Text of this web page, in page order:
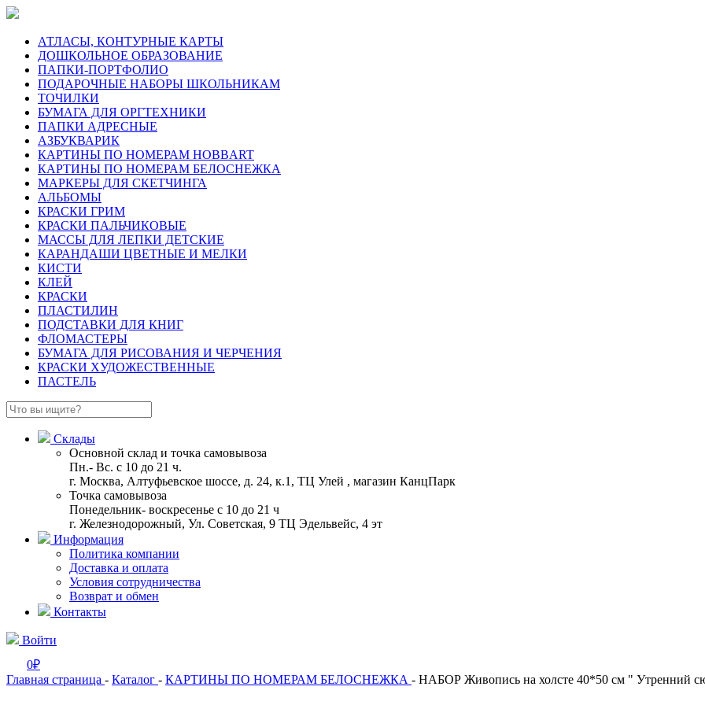
АТЛАСЫ, КОНТУРНЫЕ КАРТЫ
ДОШКОЛЬНОЕ ОБРАЗОВАНИЕ
ПАПКИ-ПОРТФОЛИО
ПОДАРОЧНЫЕ НАБОРЫ ШКОЛЬНИКАМ
ТОЧИЛКИ
БУМАГА ДЛЯ ОРГТЕХНИКИ
ПАПКИ АДРЕСНЫЕ
АЗБУКВАРИК
КАРТИНЫ ПО НОМЕРАМ HOBBART
КАРТИНЫ ПО НОМЕРАМ БЕЛОСНЕЖКА
МАРКЕРЫ ДЛЯ СКЕТЧИНГА
АЛЬБОМЫ
КРАСКИ ГРИМ
КРАСКИ ПАЛЬЧИКОВЫЕ
МАССЫ ДЛЯ ЛЕПКИ ДЕТСКИЕ
КАРАНДАШИ ЦВЕТНЫЕ И МЕЛКИ
КИСТИ
КЛЕЙ
КРАСКИ
ПЛАСТИЛИН
ПОДСТАВКИ ДЛЯ КНИГ
ФЛОМАСТЕРЫ
БУМАГА ДЛЯ РИСОВАНИЯ И ЧЕРЧЕНИЯ
КРАСКИ ХУДОЖЕСТВЕННЫЕ
ПАСТЕЛЬ
Склады
Основной склад и точка самовывоза
Пн.- Вс. с 10 до 21 ч.
г. Москва, Алтуфьевское шоссе, д. 24, к.1, ТЦ Улей , магазин КанцПарк
Точка самовывоза
Понедельник- воскресенье с 10 до 21 ч
г. Железнодорожный, Ул. Советская, 9 ТЦ Эдельвейс, 4 эт
Информация
Политика компании
Доставка и оплата
Условия сотрудничества
Возврат и обмен
Контакты
Войти
0₽
Главная страница - Каталог - КАРТИНЫ ПО НОМЕРАМ БЕЛОСНЕЖКА - НАБОР Живопись на холсте 40*50 см " Утренний